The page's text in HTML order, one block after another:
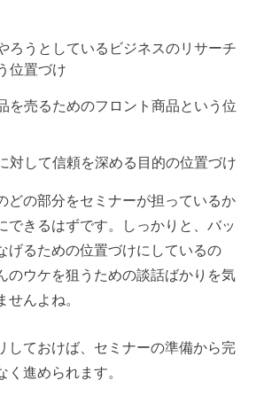
ろうとしているビジネスのリサーチ
位置づけ
を売るためのフロント商品という位
対して信頼を深める目的の位置づけ
どの部分をセミナーが担っているか
できるはずです。しっかりと、バッ
げるための位置づけにしているの
のウケを狙うための談話ばかりを気
せんよね。
しておけば、セミナーの準備から完
く進められます。